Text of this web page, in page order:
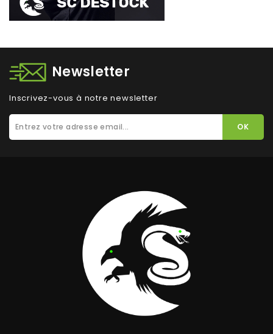
Newsletter
Inscrivez-vous à notre newsletter